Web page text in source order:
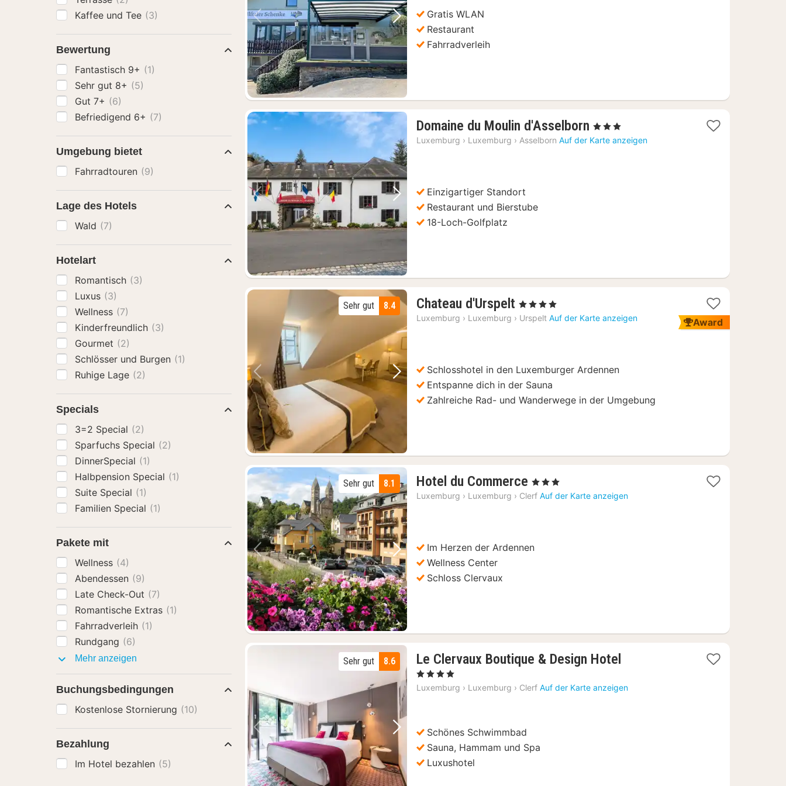
Vorheriges Bild Nächstes Bild
Gratis WLAN
Restaurant
Fahrradverleih
Vorheriges Bild Nächstes Bild
Domaine du Moulin d'Asselborn 1
Nacht
, 3 Sterne
Luxemburg › Luxemburg › Asselborn Auf der Karte anzeigen
Einzigartiger Standort
Restaurant und Bierstube
18-Loch-Golfplatz
Award
Vorheriges Bild Nächstes Bild
8.4
Sehr gut Chateau d'Urspelt 3
Nächte
, 4 Sterne
Luxemburg › Luxemburg › Urspelt Auf der Karte anzeigen
Schlosshotel in den Luxemburger Ardennen
Entspanne dich in der Sauna
Zahlreiche Rad- und Wanderwege in der Umgebung
Vorheriges Bild Nächstes Bild
8.1
Sehr gut Hotel du Commerce 3
Nächte
, 3 Sterne
Luxemburg › Luxemburg › Clerf Auf der Karte anzeigen
Im Herzen der Ardennen
Wellness Center
Schloss Clervaux
Vorheriges Bild Nächstes Bild
8.6
Sehr gut Le Clervaux Boutique & Design Hotel
ab
, 4 Sterne
Luxemburg › Luxemburg › Clerf Auf der Karte anzeigen
Schönes Schwimmbad
Sauna, Hammam und Spa
Luxushotel
Kaffee und Tee (3)
Bewertung
Fantastisch 9+ (1)
Sehr gut 8+ (5)
Gut 7+ (6)
Befriedigend 6+ (7)
Umgebung bietet
Fahrradtouren (9)
Lage des Hotels
Wald (7)
Hotelart
Romantisch (3)
Luxus (3)
Wellness (7)
Kinderfreundlich (3)
Gourmet (2)
Schlösser und Burgen (1)
Ruhige Lage (2)
Specials
3=2 Special (2)
Sparfuchs Special (2)
DinnerSpecial (1)
Halbpension Special (1)
Suite Special (1)
Familien Special (1)
Pakete mit
Wellness (4)
Abendessen (9)
Late Check-Out (7)
Romantische Extras (1)
Fahrradverleih (1)
Rundgang (6)
Mehr anzeigen
Buchungsbedingungen
Kostenlose Stornierung (10)
Bezahlung
Im Hotel bezahlen (5)